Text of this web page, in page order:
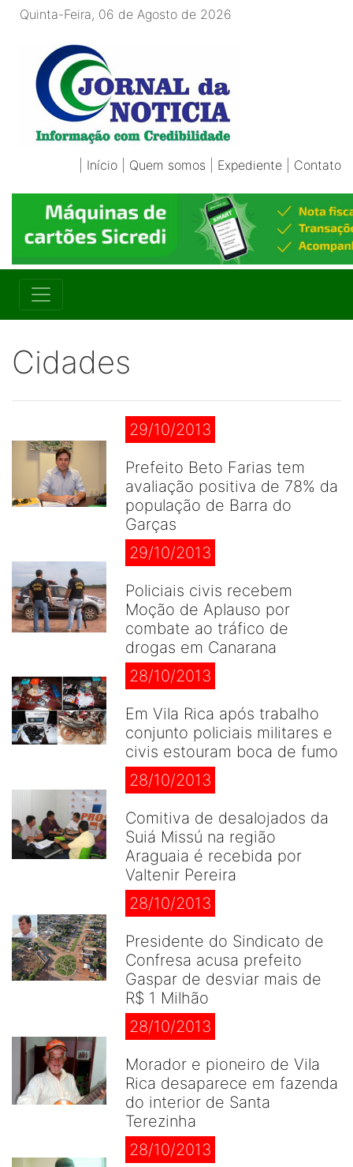
Quinta-Feira, 06 de Agosto de 2026
Início Quem somos Expediente Contato
Cidades
29/10/2013
Prefeito Beto Farias tem
avaliação positiva de 78% da
população de Barra do
Garças
29/10/2013
Policiais civis recebem
Moção de Aplauso por
combate ao tráfico de
drogas em Canarana
28/10/2013
Em Vila Rica após trabalho
conjunto policiais militares e
civis estouram boca de fumo
28/10/2013
Comitiva de desalojados da
Suiá Missú na região
Araguaia é recebida por
Valtenir Pereira
28/10/2013
Presidente do Sindicato de
Confresa acusa prefeito
Gaspar de desviar mais de
R$ 1 Milhão
28/10/2013
Morador e pioneiro de Vila
Rica desaparece em fazenda
do interior de Santa
Terezinha
28/10/2013